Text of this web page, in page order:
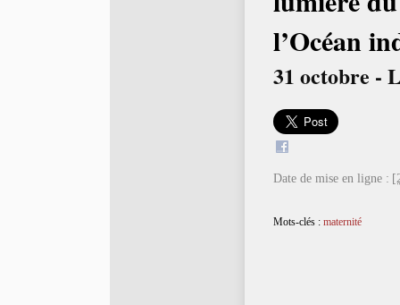
l’Océan
31 octobre -
Date de mise en ligne :
Mots-clés : maternité